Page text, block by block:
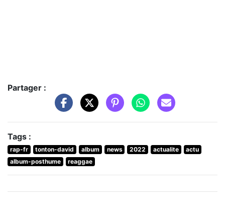
Partager :
Tags :
rap-fr tonton-david album news 2022 actualite
actu
album-posthume
reaggae